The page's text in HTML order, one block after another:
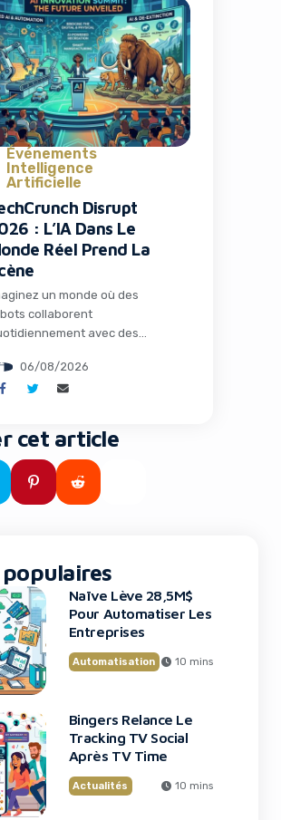
une application culte qui
conquis plus de 26
d’installations. Mais
ne s’arrête pas […]
Événements
Intelligence
Artificielle
Disrupt
: L’IA Dans Le
Réel Prend La
un monde où des
collaborent
avec des
artificielle opère
de tout cloud dans des
millénaires pourraient
à nouveau notre planète
à la biologie de synthèse.
n’est plus de la science-
06/08/2026
cet article
Naïve Lève 28,5M$
Pour Automatiser Les
Entreprises
Automatisation 10 mins
Bingers Relance Le
Tracking TV Social
Après TV Time
Actualités 10 mins